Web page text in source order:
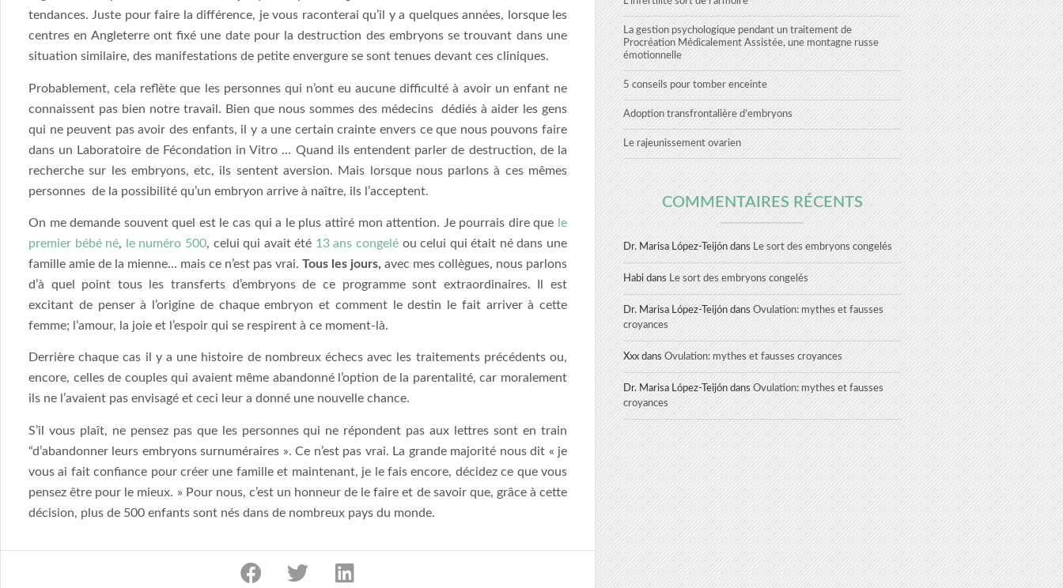
tendances. Juste pour faire la différence, je vous raconterai qu’il y a quelques années, lorsque les
centres en Angleterre ont fixé une date pour la destruction des embryons se trouvant dans une
situation similaire, des manifestations de petite envergure se sont tenues devant ces cliniques.
Probablement, cela reflète que les personnes qui n’ont eu aucune difficulté à avoir un enfant ne
connaissent pas bien notre travail. Bien que nous sommes des médecins dédiés à aider les gens
qui ne peuvent pas avoir des enfants, il y a une certain crainte envers ce que nous pouvons faire
dans un Laboratoire de Fécondation in Vitro … Quand ils entendent parler de destruction, de la
recherche sur les embryons, etc, ils sentent aversion. Mais lorsque nous parlons à ces mêmes
personnes de la possibilité qu’un embryon arrive à naître, ils l’acceptent.
On me demande souvent quel est le cas qui a le plus attiré mon attention. Je pourrais dire que le
premier bébé né, le numéro 500, celui qui avait été 13 ans congelé ou celui qui était né dans une
famille amie de la mienne… mais ce n’est pas vrai. Tous les jours, avec mes collègues, nous parlons
d’à quel point tous les transferts d’embryons de ce programme sont extraordinaires. Il est
excitant de penser à l’origine de chaque embryon et comment le destin le fait arriver à cette
femme; l’amour, la joie et l’espoir qui se respirent à ce moment-là.
Derrière chaque cas il y a une histoire de nombreux échecs avec les traitements précédents ou,
encore, celles de couples qui avaient même abandonné l’option de la parentalité, car moralement
ils ne l’avaient pas envisagé et ceci leur a donné une nouvelle chance.
S’il vous plaît, ne pensez pas que les personnes qui ne répondent pas aux lettres sont en train
“d’abandonner leurs embryons surnuméraires ». Ce n’est pas vrai. La grande majorité nous dit « je
vous ai fait confiance pour créer une famille et maintenant, je le fais encore, décidez ce que vous
pensez être pour le mieux. » Pour nous, c’est un honneur de le faire et de savoir que, grâce à cette
décision, plus de 500 enfants sont nés dans de nombreux pays du monde.
La gestion psychologique pendant un traitement de
Procréation Médicalement Assistée, une montagne russe
émotionnelle
5 conseils pour tomber enceinte
Adoption transfrontalière d’embryons
Le rajeunissement ovarien
COMMENTAIRES RÉCENTS
Dr. Marisa López-Teijón dans Le sort des embryons congelés
HabidansLe sort des embryons congelés
Dr. Marisa López-Teijón dans Ovulation: mythes et fausses
croyances
Xxx dans Ovulation: mythes et fausses croyances
Dr. Marisa López-TeijóndansOvulation: mythes et fausses
croyances